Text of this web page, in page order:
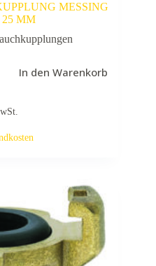
MESSING
25 MM
In den Warenkorb